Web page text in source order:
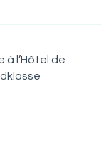
à l’Hôtel de